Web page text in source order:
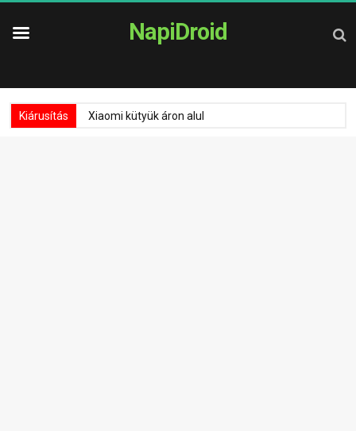
NapiDroid
Kiárusítás Xiaomi kütyük áron alul